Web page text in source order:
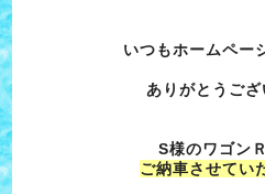
いつもホームペー
ありがとうござ
S様のワゴン
ご納車させてい